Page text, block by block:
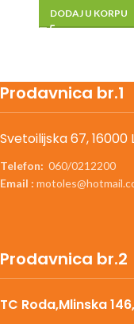
DODAJ U KORPU
Prodavnica br.1
Svetoilijska 67, 16000
Telefon: 060/0212200
Email :
Prodavnica br.2
TC Roda,Mlinska